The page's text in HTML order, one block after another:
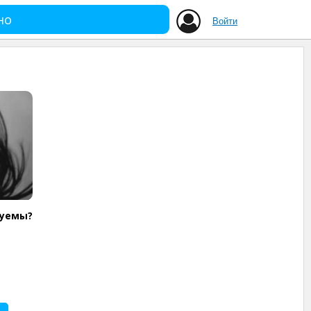
Войти